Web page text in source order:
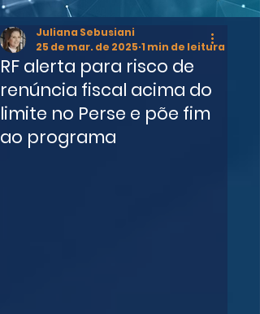
RF alerta para risco de
renúncia fiscal acima do
limite no Perse e põe fim
ao programa
Juliana Sebusiani
25 de mar. de 2025 1 min de leitura